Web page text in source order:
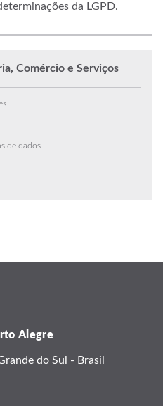
da LGPD.
Comércio e Serviços
de dados
Alegre
do Sul - Brasil